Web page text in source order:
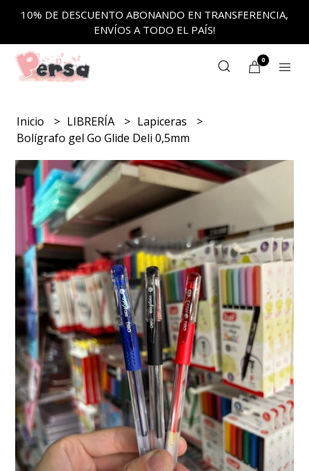
10% DE DESCUENTO ABONANDO EN TRANSFERENCIA,
ENVÍOS A TODO EL PAÍS!
0
Inicio LIBRERÍA
Lapiceras
Bolígrafo gel Go Glide Deli 0,5mm